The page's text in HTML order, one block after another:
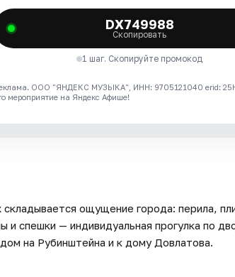
DX749988
Скопировать
1 шаг. Скопируйте промокод
ООО "ЯНДЕКС МУЗЫКА", ИНН: 9705121040 erid:
мероприятие на Яндекс Афише!
ощущение города: перила,
и спешки — индивидуальная прогулка по
на Рубинштейна и к дому Довлатова.